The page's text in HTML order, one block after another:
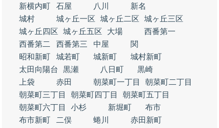
新横内町
石屋 八川
新名
城村
城ヶ丘一区 城ヶ丘二区
城ヶ丘三区
城ヶ丘四区
城ヶ丘五区 大場
西番第一
西番第二
西番第三 中屋
関
昭和新町
城若町 城新町
城村新町
太田向陽台
黒瀬 八日町
黒崎
上袋
赤田 朝菜町一丁目
朝菜町二丁目
朝菜町三丁目
朝菜町四丁目
朝菜町五丁目
朝菜町六丁目
小杉 新堀町
布市
布市新町
二俣 蜷川
赤田新町